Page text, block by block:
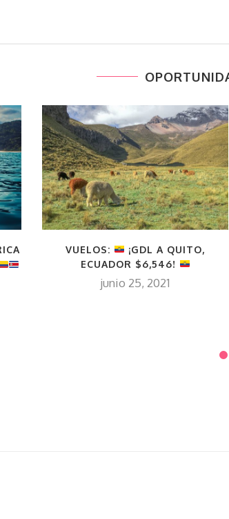
VUELOS:
¡GDL A QUITO,
ECUADOR $6,546!
junio 25, 2021